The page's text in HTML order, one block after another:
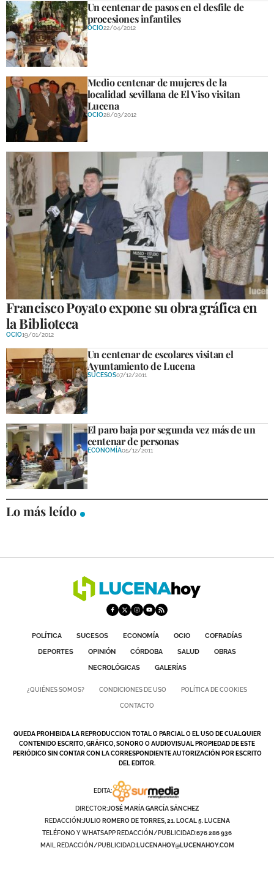
Un centenar de pasos en el desfile de
procesiones infantiles
OCIO22/04/2012
Medio centenar de mujeres de la
localidad sevillana de El Viso visitan
Lucena
OCIO28/03/2012
Francisco Poyato expone su obra gráfica en
la Biblioteca
OCIO19/01/2012
Un centenar de escolares visitan el
Ayuntamiento de Lucena
SUCESOS07/12/2011
El paro baja por segunda vez más de un
centenar de personas
ECONOMÍA05/12/2011
Lo más leído
POLÍTICA SUCESOS ECONOMÍA OCIO
COFRADÍAS
DEPORTES
OPINIÓN CÓRDOBA SALUD
OBRAS
NECROLÓGICAS
GALERÍAS
¿QUIÉNES SOMOS? CONDICIONES DE USO POLÍTICA DE COOKIES
CONTACTO
QUEDA PROHIBIDA LA REPRODUCCION TOTAL O PARCIAL O EL USO DE CUALQUIER
CONTENIDO ESCRITO, GRÁFICO, SONORO O AUDIOVISUAL PROPIEDAD DE ESTE
PERIÓDICO SIN CONTAR CON LA CORRESPONDIENTE AUTORIZACIÓN POR ESCRITO
DEL EDITOR.
EDITA:
DIRECTOR:JOSÉ MARÍA GARCÍA SÁNCHEZ
REDACCIÓN:JULIO ROMERO DE TORRES, 21. LOCAL 5. LUCENA
TELÉFONO Y WHATSAPP REDACCIÓN/PUBLICIDAD:676 286 936
MAIL REDACCIÓN/PUBLICIDAD:LUCENAHOY@LUCENAHOY.COM